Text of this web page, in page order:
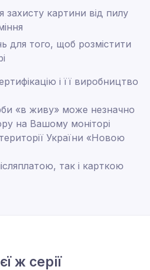
захисту картини від пилу
для того, щоб розмістити
і її виробництво
«в живу» може незначно
на Вашому моніторі
України «Новою
так і карткою
ж серії